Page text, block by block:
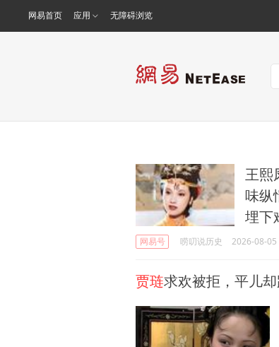
网易首页 应用 无障碍浏览
王熙
味纵
埋下
网易号 唠叨说历史 2026-08-05
贾琏求欢被拒，平儿